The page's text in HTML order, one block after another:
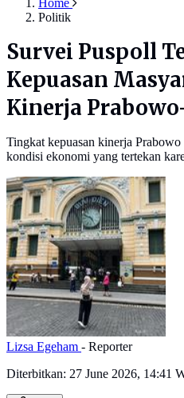
Home
Politik
Survei Puspoll
Kepuasan
Kinerja
Tingkat kepuasan kinerja
kondisi ekonomi yang tertekan
Lizsa Egeham - Reporter
Diterbitkan: 27 June 2026, 14:41